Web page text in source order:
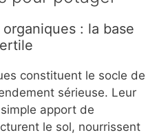
: la base
constituent le socle de
sérieuse. Leur
apport de
le sol, nourrissent